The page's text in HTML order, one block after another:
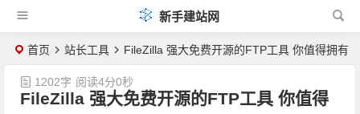
新手建站网
首页 站长工具 FileZilla 强大免费开源的FTP工具 你值得拥有
FileZilla 强大免费开源的FTP工具 你值得
1202字 阅读4分0秒